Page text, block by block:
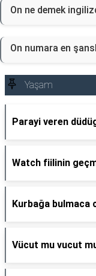
On ne demek
On numara en
Yaşam
Parayi veren
Watch fiilinin
Kurbağa bulmaca
Vücut mu vucut